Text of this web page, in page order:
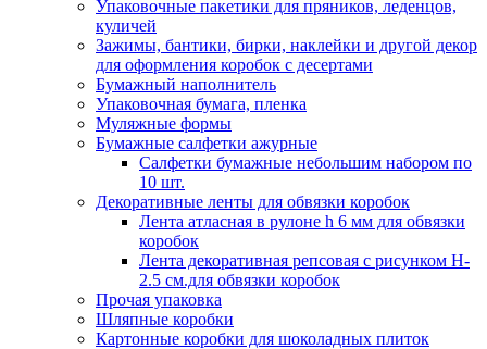
Упаковочные пакетики для пряников, леденцов,
куличей
Зажимы, бантики, бирки, наклейки и другой декор
для оформления коробок с десертами
Бумажный наполнитель
Упаковочная бумага, пленка
Муляжные формы
Бумажные салфетки ажурные
Салфетки бумажные небольшим набором по
10 шт.
Декоративные ленты для обвязки коробок
Лента атласная в рулоне h 6 мм для обвязки
коробок
Лента декоративная репсовая с рисунком H-
2.5 см.для обвязки коробок
Прочая упаковка
Шляпные коробки
Картонные коробки для шоколадных плиток